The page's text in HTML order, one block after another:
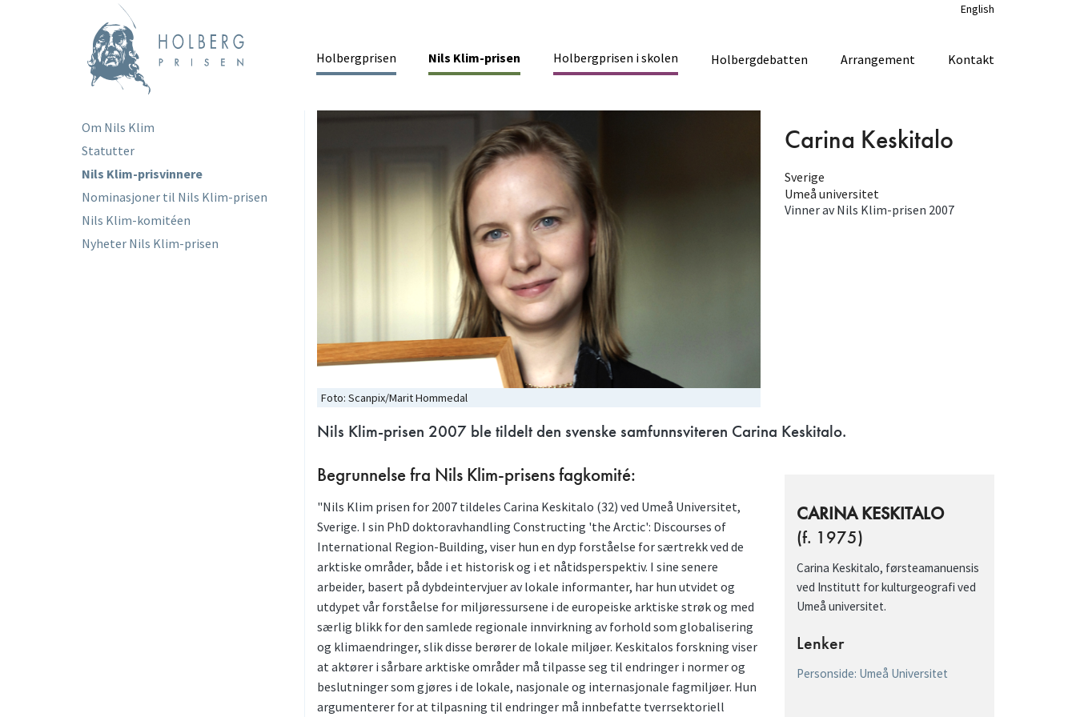
English
Mainmenu
Holbergprisen Nils Klim-prisen Holbergprisen i skolen Holbergdebatten Arrangement Kontakt
Main
menu
Om Nils Klim
Statutter
Nils Klim-prisvinnere
Nominasjoner til Nils Klim-prisen
Nils Klim-komitéen
Nyheter Nils Klim-prisen
Foto: Scanpix/Marit Hommedal
Carina Keskitalo
Sverige
Umeå universitet
Vinner av Nils Klim-prisen 2007
Nils Klim-prisen 2007 ble tildelt den svenske samfunnsviteren Carina Keskitalo.
Begrunnelse fra Nils Klim-prisens fagkomité:
"Nils Klim prisen for 2007 tildeles Carina Keskitalo (32) ved Umeå Universitet,
Sverige. I sin PhD doktoravhandling Constructing 'the Arctic': Discourses of
International Region-Building, viser hun en dyp forståelse for særtrekk ved de
arktiske områder, både i et historisk og i et nåtidsperspektiv. I sine senere
arbeider, basert på dybdeintervjuer av lokale informanter, har hun utvidet og
utdypet vår forståelse for miljøressursene i de europeiske arktiske strøk og med
særlig blikk for den samlede regionale innvirkning av forhold som globalisering
og klimaendringer, slik disse berører de lokale miljøer. Keskitalos forskning viser
at aktører i sårbare arktiske områder må tilpasse seg til endringer i normer og
beslutninger som gjøres i de lokale, nasjonale og internasjonale fagmiljøer. Hun
argumenterer for at tilpasning til endringer må innbefatte tverrsektoriell
CARINA KESKITALO
(f. 1975)
Carina Keskitalo, førsteamanuensis
ved Institutt for kulturgeografi ved
Umeå universitet.
Lenker
Personside: Umeå Universitet